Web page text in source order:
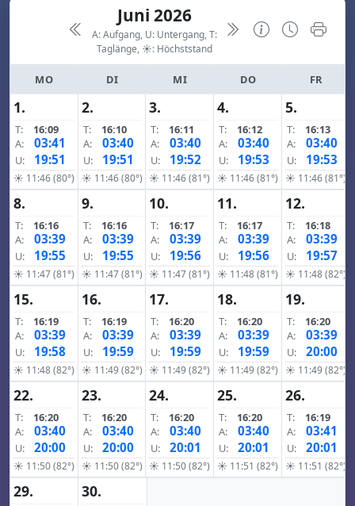
Juni 2026
A: Aufgang, U: Untergang, T:
Taglänge, ☀: Höchststand
MO DI MI DO FR
1.
T:
16:09
A:
03:41
U: 19:51
☀ 11:46 (80°)
2.
T:
16:10
A:
03:40
U: 19:51
☀ 11:46 (80°)
3.
T:
16:11
A:
03:40
U: 19:52
☀ 11:46 (81°)
4.
T:
16:12
A:
03:40
U: 19:53
☀ 11:46 (81°)
5.
T:
16:13
A:
03:40
U: 19:53
☀ 11:46 (81°)
8.
T:
16:16
A:
03:39
U: 19:55
☀ 11:47 (81°)
9.
T:
16:16
A:
03:39
U: 19:55
☀ 11:47 (81°)
10.
T:
16:17
A:
03:39
U: 19:56
☀ 11:47 (81°)
11.
T:
16:17
A:
03:39
U: 19:56
☀ 11:48 (81°)
12.
T:
16:18
A:
03:39
U: 19:57
☀ 11:48 (82°)
15.
T:
16:19
A:
03:39
U: 19:58
☀ 11:48 (82°)
16.
T:
16:19
A:
03:39
U: 19:59
☀ 11:49 (82°)
17.
T:
16:20
A:
03:39
U: 19:59
☀ 11:49 (82°)
18.
T:
16:20
A:
03:39
U: 19:59
☀ 11:49 (82°)
19.
T:
16:20
A:
03:39
U: 20:00
☀ 11:49 (82°)
22.
T:
16:20
A:
03:40
U: 20:00
☀ 11:50 (82°)
23.
T:
16:20
A:
03:40
U: 20:00
☀ 11:50 (82°)
24.
T:
16:20
A:
03:40
U: 20:01
☀ 11:50 (82°)
25.
T:
16:20
A:
03:40
U: 20:01
☀ 11:51 (82°)
26.
T:
16:19
A:
03:41
U: 20:01
☀ 11:51 (82°)
29. 30.